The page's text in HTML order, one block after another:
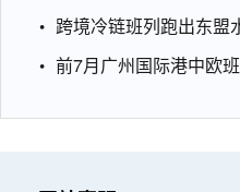
跨境冷链班列跑出东盟
前7月广州国际港中欧